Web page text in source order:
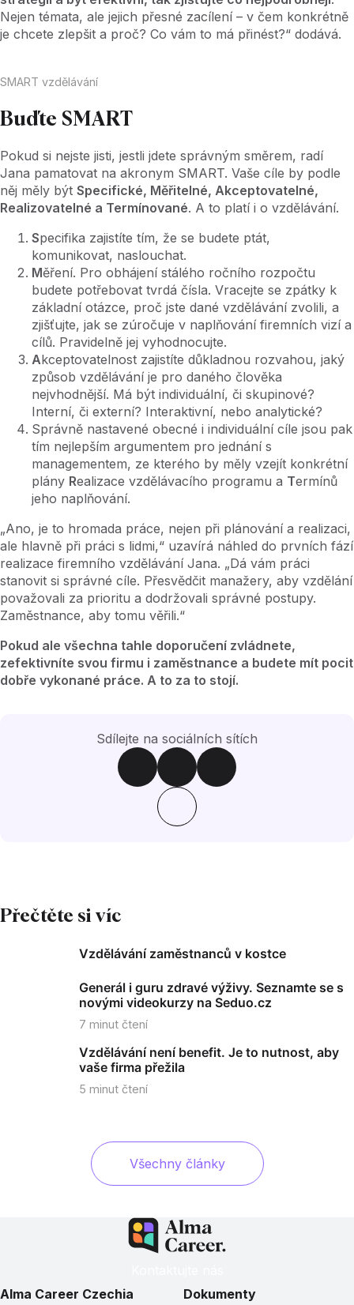
Nejen témata, ale jejich přesné zacílení – v čem konkrétně
je chcete zlepšit a proč? Co vám to má přinést?“ dodává.
SMART vzdělávání
Buďte SMART
Pokud si nejste jisti, jestli jdete správným směrem, radí
Jana pamatovat na akronym SMART. Vaše cíle by podle
něj měly být Specifické, Měřitelné, Akceptovatelné,
Realizovatelné a Termínované. A to platí i o vzdělávání.
Specifika zajistíte tím, že se budete ptát,
komunikovat, naslouchat.
Měření. Pro obhájení stálého ročního rozpočtu
budete potřebovat tvrdá čísla. Vracejte se zpátky k
základní otázce, proč jste dané vzdělávání zvolili, a
zjišťujte, jak se zúročuje v naplňování firemních vizí a
cílů. Pravidelně jej vyhodnocujte.
Akceptovatelnost zajistíte důkladnou rozvahou, jaký
způsob vzdělávání je pro daného člověka
nejvhodnější. Má být individuální, či skupinové?
Interní, či externí? Interaktivní, nebo analytické?
Správně nastavené obecné i individuální cíle jsou pak
tím nejlepším argumentem pro jednání s
managementem, ze kterého by měly vzejít konkrétní
plány Realizace vzdělávacího programu a Termínů
jeho naplňování.
„Ano, je to hromada práce, nejen při plánování a realizaci,
ale hlavně při práci s lidmi,“ uzavírá náhled do prvních fází
realizace firemního vzdělávání Jana. „Dá vám práci
stanovit si správné cíle. Přesvědčit manažery, aby vzdělání
považovali za prioritu a dodržovali správné postupy.
Zaměstnance, aby tomu věřili.“
Pokud ale všechna tahle doporučení zvládnete,
zefektivníte svou firmu i zaměstnance a budete mít pocit
dobře vykonané práce. A to za to stojí.
Sdílejte na sociálních sítích
Přečtěte si víc
Vzdělávání zaměstnanců v kostce
Generál i guru zdravé výživy. Seznamte se s
novými videokurzy na Seduo.cz
7 minut čtení
Vzdělávání není benefit. Je to nutnost, aby
vaše firma přežila
5 minut čtení
Všechny články
Alma Career Czechia
Dokumenty